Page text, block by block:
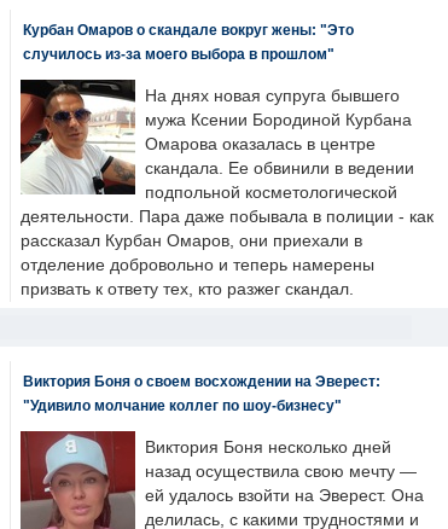
Курбан Омаров о скандале вокруг жены: "Это
случилось из-за моего выбора в прошлом"
На днях новая супруга бывшего
мужа Ксении Бородиной Курбана
Омарова оказалась в центре
скандала. Ее обвинили в ведении
подпольной косметологической
деятельности. Пара даже побывала в полиции - как
рассказал Курбан Омаров, они приехали в
отделение добровольно и теперь намерены
призвать к ответу тех, кто разжег скандал.
Виктория Боня о своем восхождении на Эверест:
"Удивило молчание коллег по шоу-бизнесу"
Виктория Боня несколько дней
назад осуществила свою мечту —
ей удалось взойти на Эверест. Она
делилась, с какими трудностями и